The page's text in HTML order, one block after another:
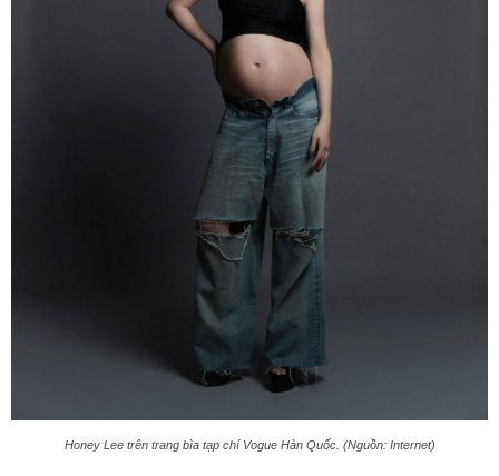
Honey Lee trên trang bìa tạp chí Vogue Hàn Quốc. (Nguồn: Internet)